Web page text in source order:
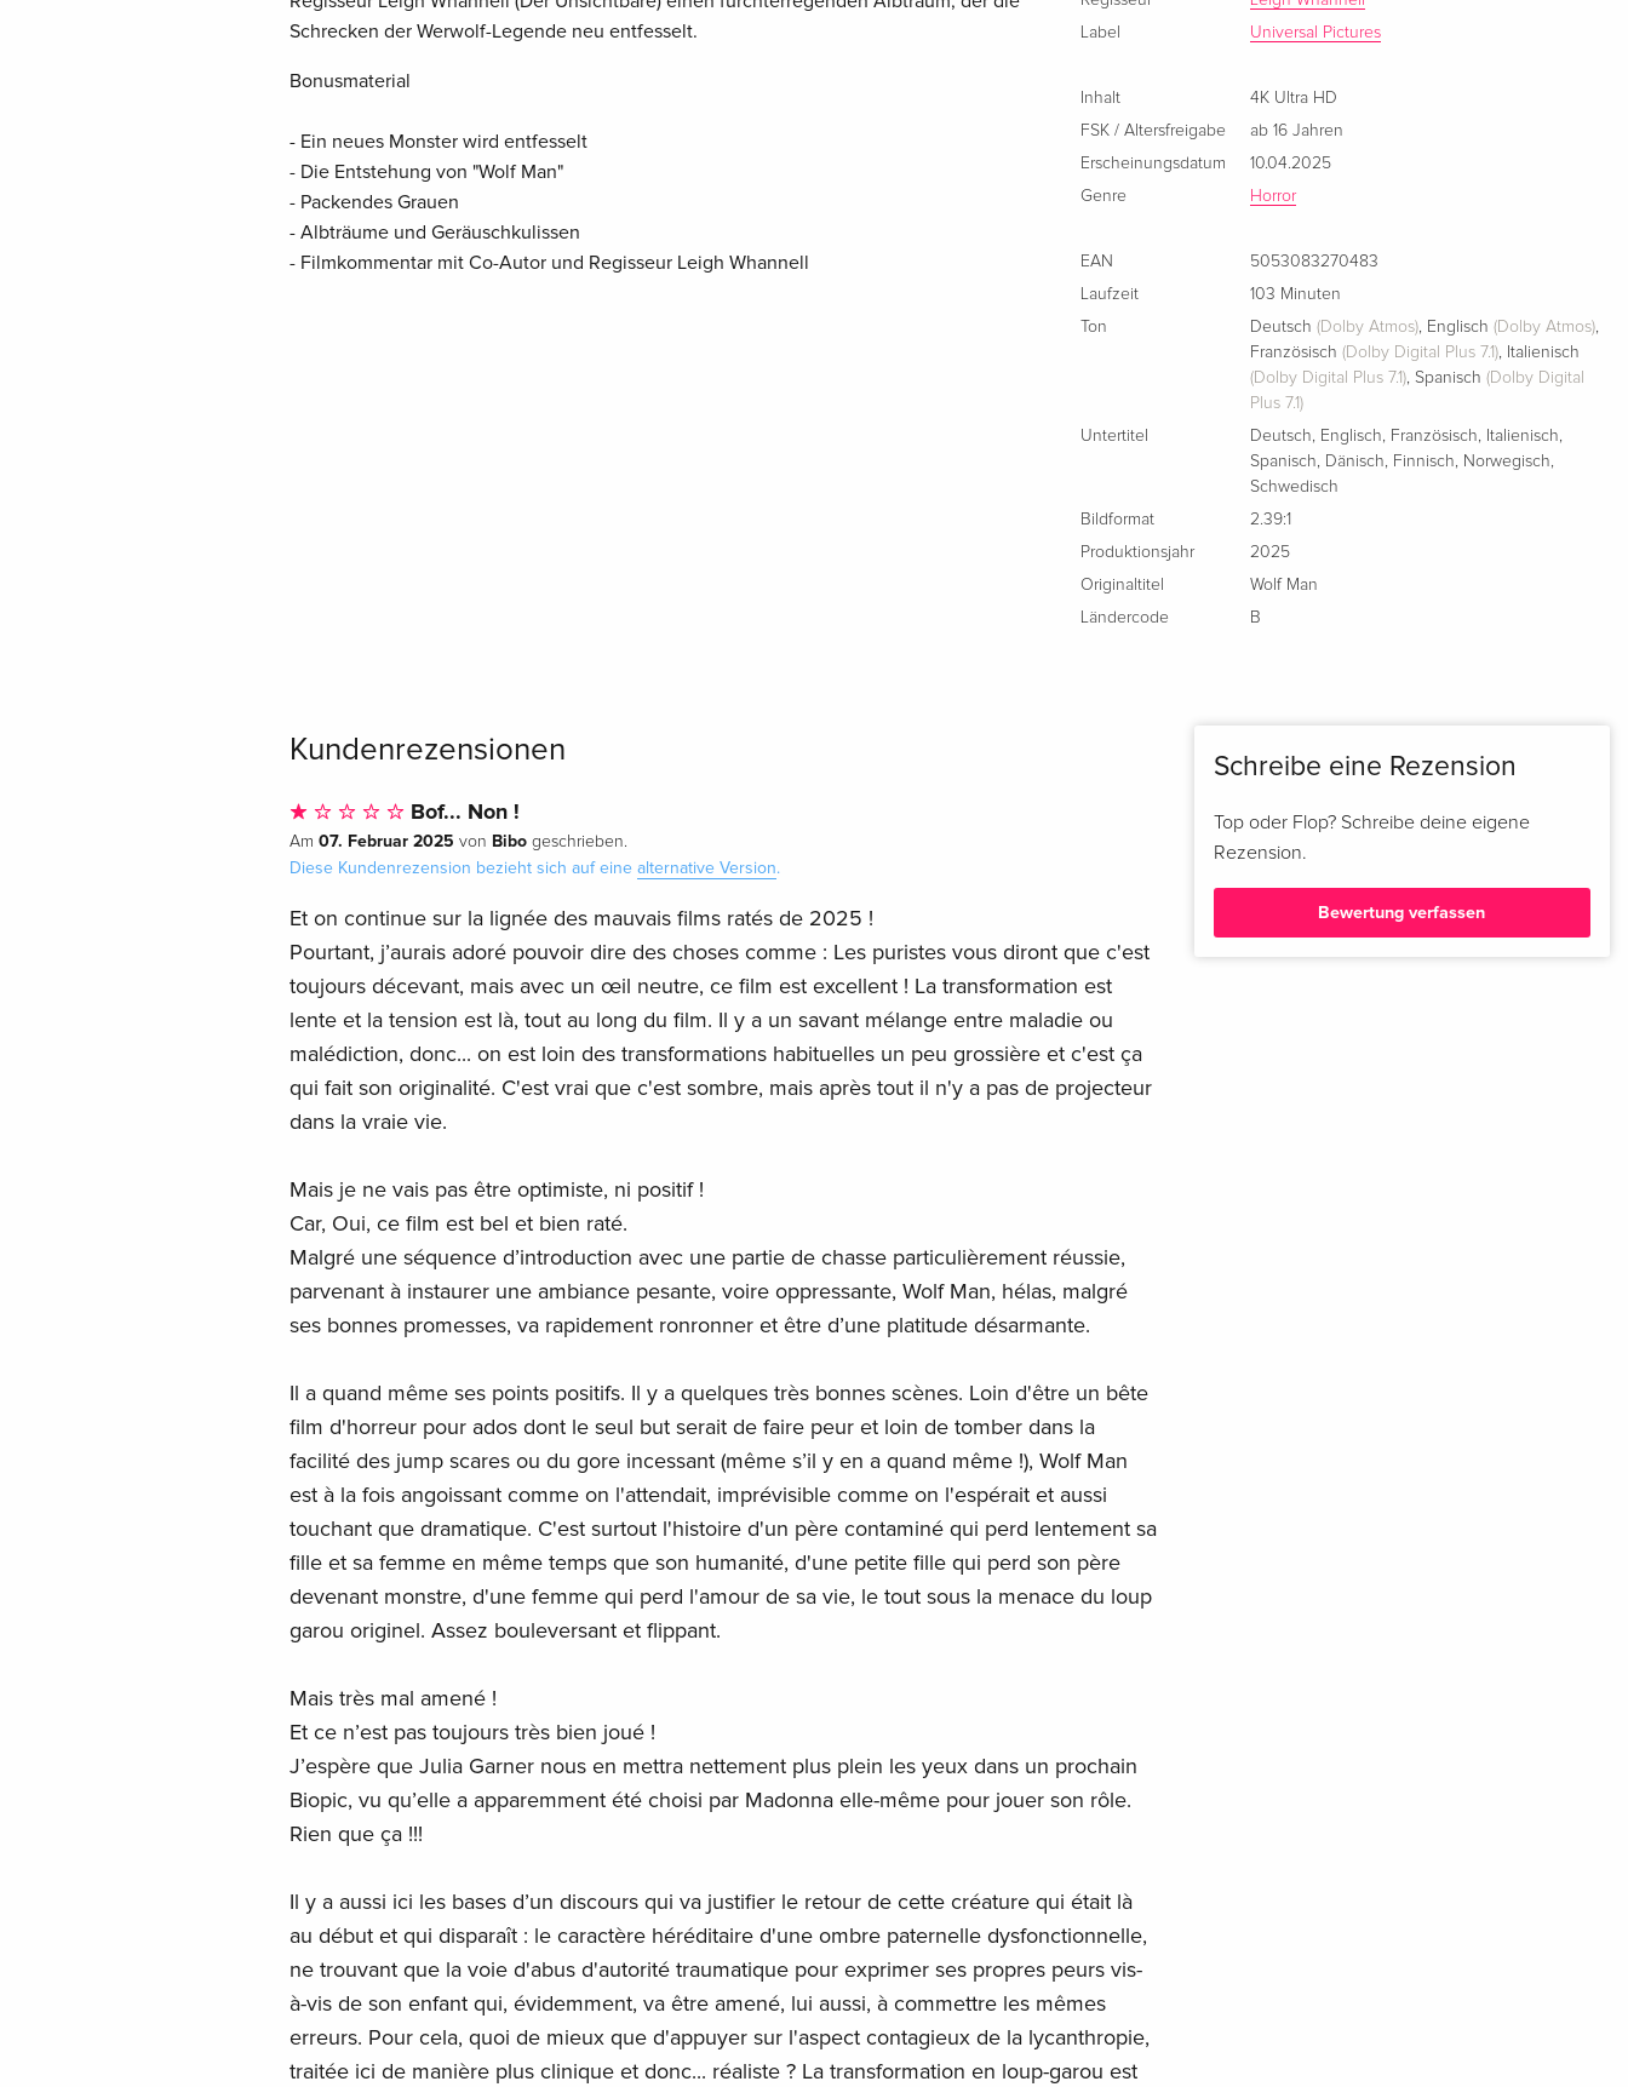
4K Ultra HD + Blu-ray
Limited Edition, Steelbook, 4K Ultra HD + Blu-
ray
Italienisch
Schrecken der Werwolf-Legende neu entfesselt.
Bonusmaterial
- Ein neues Monster wird entfesselt
- Die Entstehung von "Wolf Man"
- Packendes Grauen
- Albträume und Geräuschkulissen
- Filmkommentar mit Co-Autor und Regisseur Leigh Whannell
Label
Universal Pictures
Inhalt
4K Ultra HD
FSK / Altersfreigabe
ab 16 Jahren
Erscheinungsdatum
10.04.2025
Genre
Horror
EAN
5053083270483
Laufzeit
103 Minuten
Ton
Deutsch (Dolby Atmos), Englisch (Dolby Atmos),
Französisch (Dolby Digital Plus 7.1), Italienisch
(Dolby Digital Plus 7.1),Spanisch (Dolby Digital
Plus 7.1)
Untertitel
Deutsch, Englisch, Französisch, Italienisch,
Spanisch, Dänisch, Finnisch, Norwegisch,
Schwedisch
Bildformat
2.39:1
Produktionsjahr
2025
Originaltitel
Wolf Man
Ländercode
B
Kundenrezensionen
Bof... Non !
Am 07. Februar 2025 von Bibogeschrieben.
Diese Kundenrezension bezieht sich auf eine alternative Version.
Et on continue sur la lignée des mauvais films ratés de 2025 !
Pourtant, j’aurais adoré pouvoir dire des choses comme : Les puristes vous diront que c'est
toujours décevant, mais avec un œil neutre, ce film est excellent ! La transformation est
lente et la tension est là, tout au long du film. Il y a un savant mélange entre maladie ou
malédiction, donc... on est loin des transformations habituelles un peu grossière et c'est ça
qui fait son originalité. C'est vrai que c'est sombre, mais après tout il n'y a pas de projecteur
dans la vraie vie.
Mais je ne vais pas être optimiste, ni positif !
Car, Oui, ce film est bel et bien raté.
Malgré une séquence d’introduction avec une partie de chasse particulièrement réussie,
parvenant à instaurer une ambiance pesante, voire oppressante, Wolf Man, hélas, malgré
ses bonnes promesses, va rapidement ronronner et être d’une platitude désarmante.
Il a quand même ses points positifs. Il y a quelques très bonnes scènes. Loin d'être un bête
film d'horreur pour ados dont le seul but serait de faire peur et loin de tomber dans la
facilité des jump scares ou du gore incessant (même s’il y en a quand même !), Wolf Man
est à la fois angoissant comme on l'attendait, imprévisible comme on l'espérait et aussi
touchant que dramatique. C'est surtout l'histoire d'un père contaminé qui perd lentement sa
fille et sa femme en même temps que son humanité, d'une petite fille qui perd son père
devenant monstre, d'une femme qui perd l'amour de sa vie, le tout sous la menace du loup
garou originel. Assez bouleversant et flippant.
Mais très mal amené !
Et ce n’est pas toujours très bien joué !
J’espère que Julia Garner nous en mettra nettement plus plein les yeux dans un prochain
Biopic, vu qu’elle a apparemment été choisi par Madonna elle-même pour jouer son rôle.
Rien que ça !!!
Il y a aussi ici les bases d’un discours qui va justifier le retour de cette créature qui était là
au début et qui disparaît : le caractère héréditaire d'une ombre paternelle dysfonctionnelle,
ne trouvant que la voie d'abus d'autorité traumatique pour exprimer ses propres peurs vis-
à-vis de son enfant qui, évidemment, va être amené, lui aussi, à commettre les mêmes
erreurs. Pour cela, quoi de mieux que d'appuyer sur l'aspect contagieux de la lycanthropie,
traitée ici de manière plus clinique et donc... réaliste ? La transformation en loup-garou est
Schreibe eine Rezension
Top oder Flop? Schreibe deine eigene
Rezension.
Bewertung verfassen